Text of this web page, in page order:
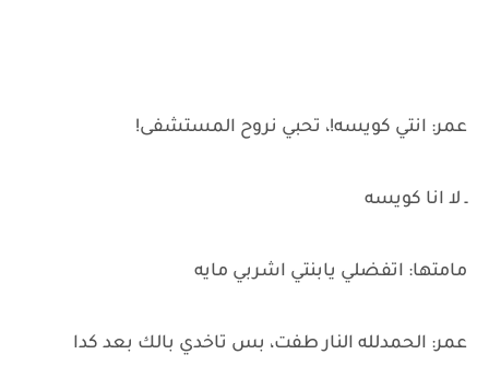
عمر: انتي كويسه!، تحبي نروح المستشفى!
ـ لا انا كويسه
مامتها: اتفضلي يابنتي اشربي مايه
عمر: الحمدلله النار طفت، بس تاخدي بالك بعد كدا